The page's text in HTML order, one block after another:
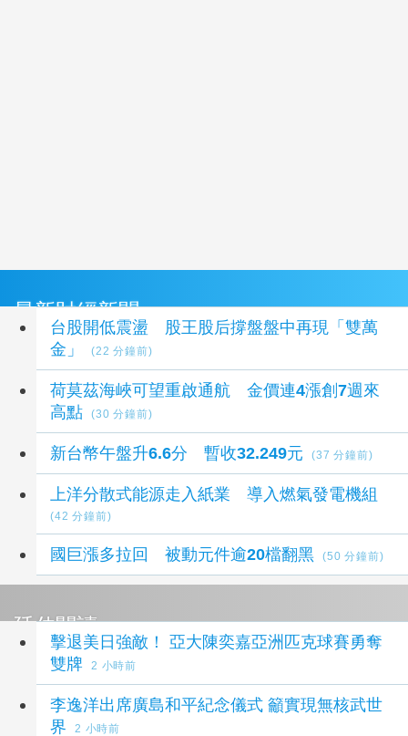
最新財經新聞
台股開低震盪 股王股后撐盤盤中再現「雙萬
金」
(22 分鐘前)
荷莫茲海峽可望重啟通航 金價連4漲創7週來
高點
(30 分鐘前)
新台幣午盤升6.6分 暫收32.249元 (37 分鐘前)
上洋分散式能源走入紙業 導入燃氣發電機組
(42 分鐘前)
國巨漲多拉回 被動元件逾20檔翻黑 (50 分鐘前)
延伸閱讀
擊退美日強敵！ 亞大陳奕嘉亞洲匹克球賽勇奪
雙牌
2 小時前
李逸洋出席廣島和平紀念儀式 籲實現無核武世
界
2 小時前